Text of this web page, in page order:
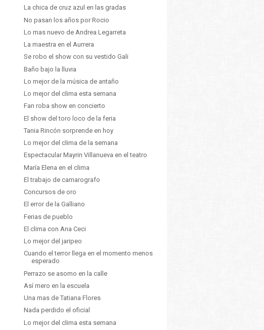
La chica de cruz azul en las gradas
No pasan los años por Rocio
Lo mas nuevo de Andrea Legarreta
La maestra en el Aurrera
Se robo el show con su vestido Gali
Baño bajo la lluvia
Lo mejor de la música de antaño
Lo mejor del clima esta semana
Fan roba show en concierto
El show del toro loco de la feria
Tania Rincón sorprende en hoy
Lo mejor del clima de la semana
Espectacular Mayrin Villanueva en el teatro
María Elena en el clima
El trabajo de camarografo
Concursos de oro
El error de la Galliano
Ferias de pueblo
El clima con Ana Ceci
Lo mejor del jaripeo
Cuando el terror llega en el momento menos
esperado
Perrazo se asomo en la calle
Así mero en la escuela
Una mas de Tatiana Flores
Nada perdido el oficial
Lo mejor del clima esta semana